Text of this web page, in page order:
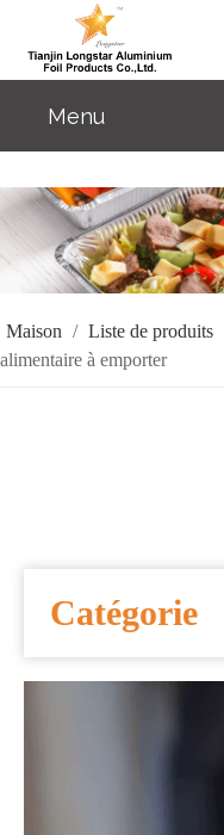
Menu
DES PRODUITS
À PROPOS DE NOUS
SOLUTIONS
Maison / Liste de produits
alimentaire à emporter
Catégorie